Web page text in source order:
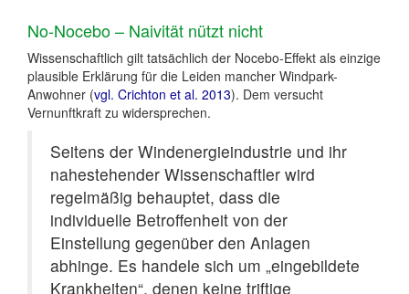
No-Nocebo – Naivität nützt nicht
Wissenschaftlich gilt tatsächlich der Nocebo-Effekt als einzige
plausible Erklärung für die Leiden mancher Windpark-
Anwohner (vgl. Crichton et al. 2013). Dem versucht
Vernunftkraft zu widersprechen.
Seitens der Windenergieindustrie und ihr
nahestehender Wissenschaftler wird
regelmäßig behauptet, dass die
individuelle Betroffenheit von der
Einstellung gegenüber den Anlagen
abhinge. Es handele sich um „eingebildete
Krankheiten“, denen keine triftige